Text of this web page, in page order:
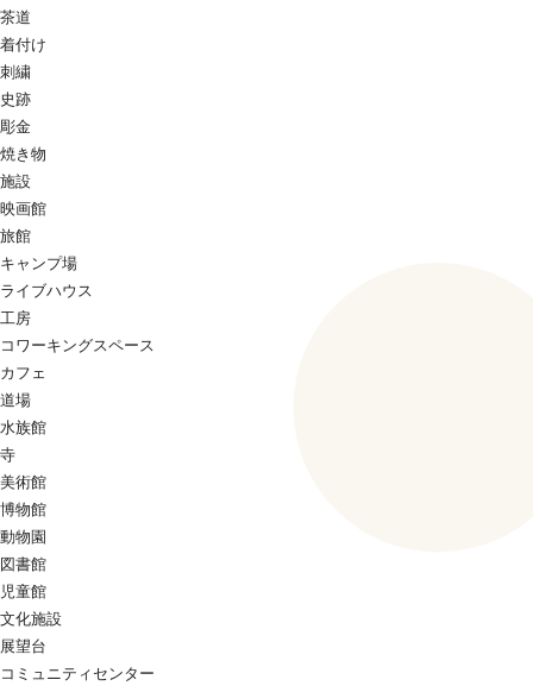
茶道
着付け
刺繍
史跡
彫金
焼き物
施設
映画館
旅館
キャンプ場
ライブハウス
工房
コワーキングスペース
カフェ
道場
水族館
寺
美術館
博物館
動物園
図書館
児童館
文化施設
展望台
コミュニティセンター